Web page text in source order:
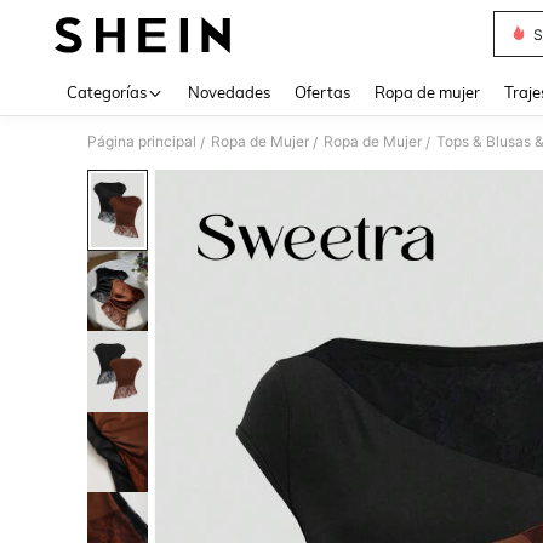
Categorías Novedades Ofertas Ropa de mujer
Página principal / Ropa de Mujer / Ropa de Mujer / Tops & Blusas